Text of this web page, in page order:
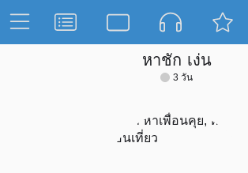
หาชัก เง่น
3 วัน